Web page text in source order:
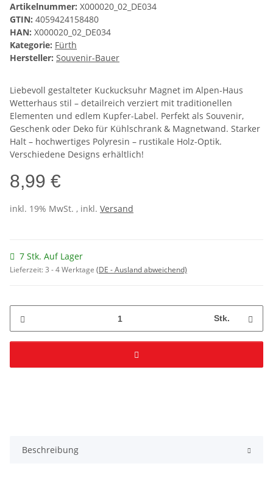
Artikelnummer: X000020_02_DE034
GTIN: 4059424158480
HAN: X000020_02_DE034
Kategorie: Fürth
Hersteller: Souvenir-Bauer
Liebevoll gestalteter Kuckucksuhr Magnet im Alpen-Haus
Wetterhaus stil – detailreich verziert mit traditionellen
Elementen und edlem Kupfer-Label. Perfekt als Souvenir,
Geschenk oder Deko für Kühlschrank & Magnetwand. Starker
Halt – hochwertiges Polyresin – rustikale Holz-Optik.
Verschiedene Designs erhältlich!
8,99 €
inkl. 19% MwSt. , inkl. Versand
7 Stk. Auf Lager
Lieferzeit:3 - 4 Werktage (DE - Ausland abweichend)
Stk.
Beschreibung